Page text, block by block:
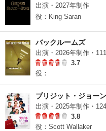
出演・2027年制作
役：King Saran
バックルームズ
出演・2026年制作・
3.7
役：
ブリジット・ジョー
出演・2025年制作・
3.8
役：Scott Wallaker